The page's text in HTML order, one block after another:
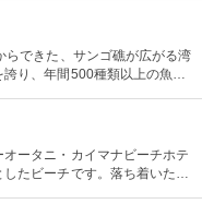
てくださいね。
らできた、サンゴ礁が広がる湾
り、年間500種類以上の魚が
れます。
ータニ・カイマナビーチホテ
たビーチです。落ち着いた雰
ます。